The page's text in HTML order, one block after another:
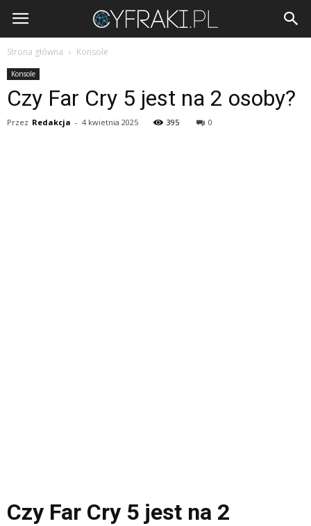
Cyfraki.pl
Strona główna Konsole
Konsole
Czy Far Cry 5 jest na 2 osoby?
Przez Redakcja - 4 kwietnia 2025 395 0
Czy Far Cry 5 jest na 2